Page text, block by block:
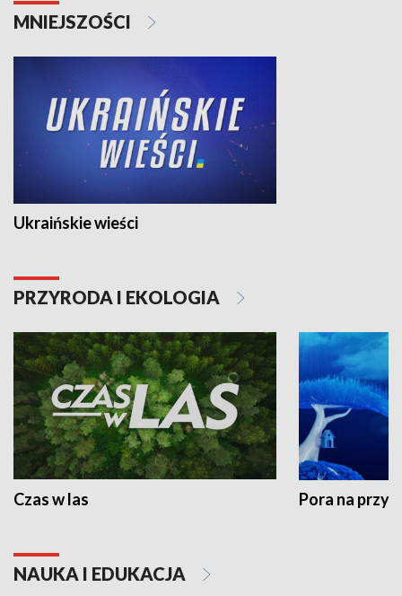
MNIEJSZOŚCI
Ukraińskie wieści
PRZYRODA I EKOLOGIA
Czas w las Pora na
NAUKA I EDUKACJA